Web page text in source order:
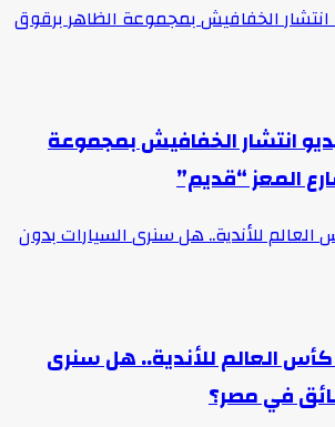
انتشار الخفافيش بمجموعة الظاهر برقوق
انتشار الخفافيش بمجموعة
المعز “قديم”
للأندية.. هل سنرى السيارات بدون
العالم للأندية.. هل سنرى
في مصر؟